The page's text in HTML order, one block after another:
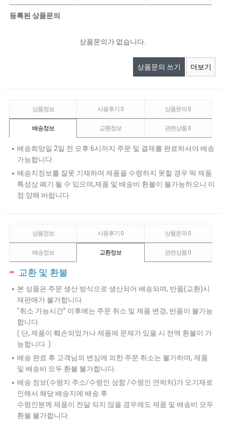
등록된 상품문의
상품문의가 없습니다.
상품문의 쓰기 더보기
상품정보 사용후기 0 상품문의 0
배송정보 교환정보 관련상품 0
배송희망일 2일 전 오후 6시까지 주문 및 결제를 완료하셔야 배송
가능합니다.
배송지정보를 잘못 기재하여 제품을 수령하지 못할 경우 떡 제품
특성상 폐기 될 수 있으며,제품 및 배송비 환불이 불가능하오니 이
점 양해 바랍니다
상품정보 사용후기 0 상품문의 0
배송정보 교환정보 관련상품 0
교환 및 환불
본 상품은 주문 생산 방식으로 생산되어 배송되며, 반품(교환)시
재판매가 불가합니다.
“취소 가능시간” 이후에는 주문 취소 및 제품 변경, 반품이 불가능
합니다.
( 단, 제품이 훼손되었거나 제품에 문제가 있을 시 전액 환불이 가
능합니다. )
배송 완료 후 고객님의 변심에 의한 주문 취소는 불가하며, 제품
및 배송비 모두 환불 불가합니다.
배송 정보(수령지 주소/수령인 성함 /수령인 연락처)가 오기재로
인해서 해당 배송지에 배송 후
수령인분께 제품이 전달 되지 않을 경우에도 제품 및 배송비 모두
환불 불가합니다.